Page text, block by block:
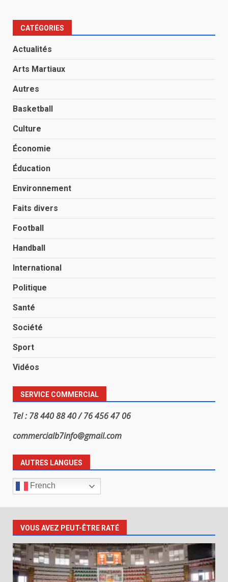
CATÉGORIES
Actualités
Arts Martiaux
Autres
Basketball
Culture
Économie
Éducation
Environnement
Faits divers
Football
Handball
International
Politique
Santé
Société
Sport
Vidéos
SERVICE COMMERCIAL
Tel : 78 440 88 40 / 76 456 47 06
commercialb7info@gmail.com
AUTRES LANGUES
French
VOUS AVEZ PEUT-ÊTRE RATÉ